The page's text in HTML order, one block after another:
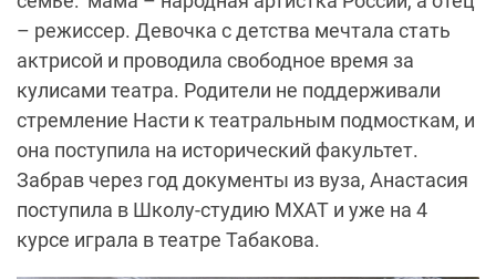
– режиссер. Девочка с детства мечтала стать
актрисой и проводила свободное время за
кулисами театра. Родители не поддерживали
стремление Насти к театральным подмосткам, и
она поступила на исторический факультет.
Забрав через год документы из вуза, Анастасия
поступила в Школу-студию МХАТ и уже на 4
курсе играла в театре Табакова.